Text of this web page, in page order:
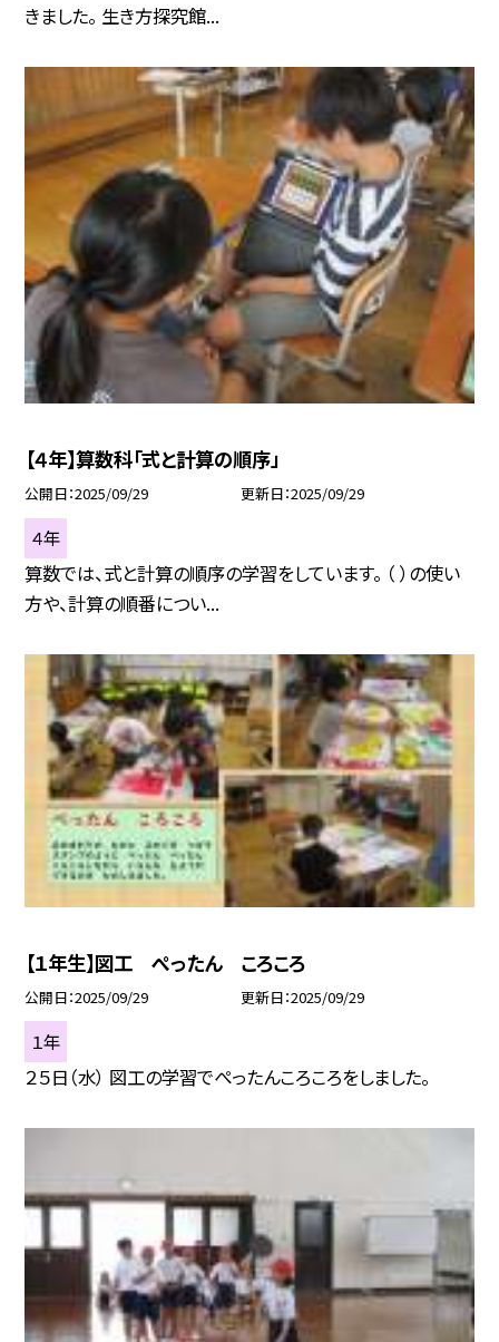
きました。 生き方探究館...
【４年】算数科「式と計算の順序」
公開日 2025/09/29 更新日 2025/09/29
４年
算数では、式と計算の順序の学習をしています。 （ ）の使い
方や、計算の順番につい...
【１年生】図工 ぺったん ころころ
公開日 2025/09/29 更新日 2025/09/29
１年
２５日（水） 図工の学習でぺったんころころをしました。